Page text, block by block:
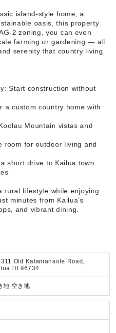
island-style home, a
oasis, this property
2 zoning, you can even
farming or gardening — all
serenity that country living
Start construction without
custom country home with
Mountain vistas and
for outdoor living and
drive to Kailua town
rural lifestyle while enjoying
minutes from Kailua’s
and vibrant dining.
Old Kalanianaole Road,
HI 96734
地 空き地